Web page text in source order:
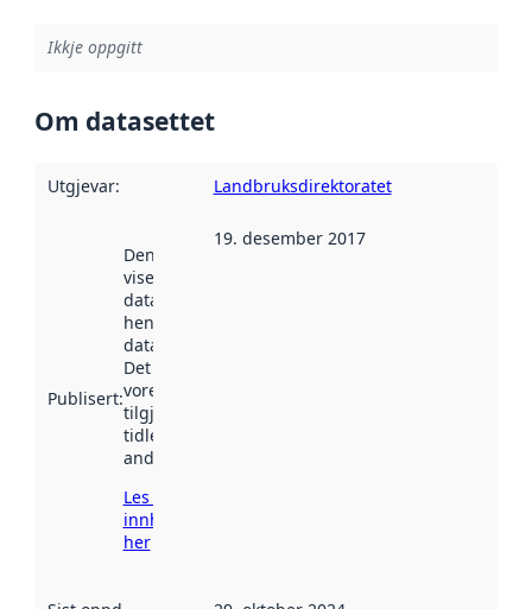
Ikkje oppgitt
Om datasettet
Utgjevar: Landbruksdirektoratet
Publisert:
Denne datoen
viser når
datasettet vart
henta inn av
data.norge.no.
Det kan ha
vore
tilgjengeleg
tidlegare
andre stader.
Les meir om
innhenting
her
19. desember 2017